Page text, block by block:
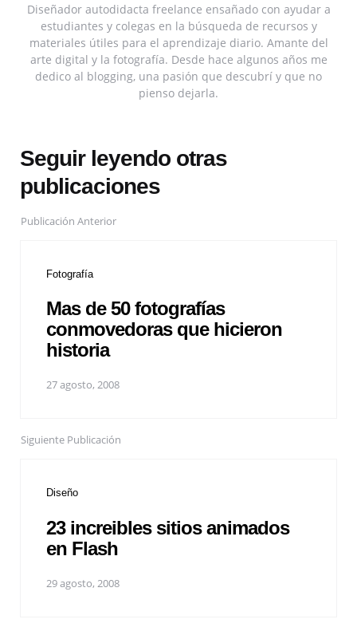
Diseñador autodidacta freelance ensañado con ayudar a
estudiantes y colegas en la búsqueda de recursos y
materiales útiles para el aprendizaje diario. Amante del
arte digital y la fotografía. Desde hace algunos años me
dedico al blogging, una pasión que descubrí y que no
pienso dejarla.
Seguir leyendo otras
publicaciones
Publicación Anterior
Fotografía
Mas de 50 fotografías
conmovedoras que hicieron
historia
27 agosto, 2008
Siguiente Publicación
Diseño
23 increibles sitios animados
en Flash
29 agosto, 2008